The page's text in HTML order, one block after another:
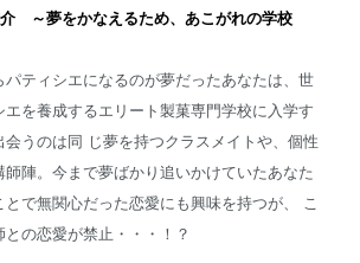
～夢をかなえるため、あこがれの学校
ィシエになるのが夢だったあなたは、世
を養成するエリート製菓専門学校に入学す
会うのは同 じ夢を持つクラスメイトや、個性
陣。今まで夢ばかり追いかけていたあなた
で無関心だった恋愛にも興味を持つが、 こ
の恋愛が禁止・・・！？